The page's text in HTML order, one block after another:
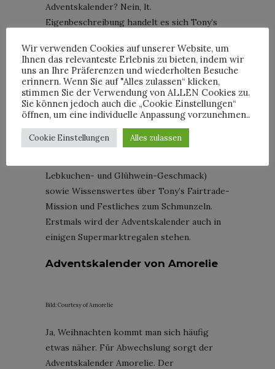
Adventskalender? Nein, lt.
Eigenbeschreibung handelt es sich Tony’s
Doch auch hier gilt es, jeden Tag ein
Türchen zu öffnen, um das Warten auf den
ersehnten Weihnachtsabend zu versüßen.
Neben buntem Design steht Fairtrade im
Vordergrund.
Hinter den 24 verzierten Türchen
verstecken sich Pralinen in zehn
Lebkuchen- und Glühwein-Geschmack)
sowie Wissenswertes über Tony’s Fairtrade-
Mission und Festliches zum Schmunzeln.
Erstmals wird der Adventskalender auch in
einigen Supermarktregalen stehen.
Adventskalender von Amorelie
Bild: Courtesy of Amorelie
Ja, Weihnachten kommt man sich häufig
etwas näher. Für Abwechslung sorgt der
Adventskalender Amorelie. Der
Wir verwenden Cookies auf unserer Website, um
Ihnen das relevanteste Erlebnis zu bieten, indem wir
uns an Ihre Präferenzen und wiederholten Besuche
erinnern. Wenn Sie auf "Alles zulassen“ klicken,
stimmen Sie der Verwendung von ALLEN Cookies zu.
Sie können jedoch auch die „Cookie Einstellungen“
öffnen, um eine individuelle Anpassung vorzunehmen..
Cookie Einstellungen Alles zulassen